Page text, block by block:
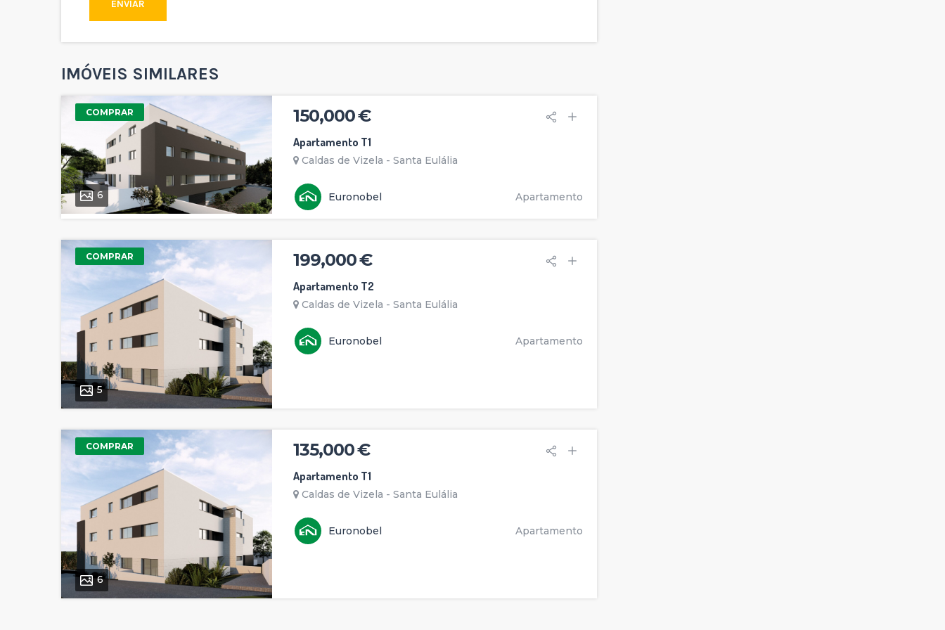
ENVIAR
IMÓVEIS SIMILARES
COMPRAR
6
150,000 €
Apartamento T1
Caldas de Vizela - Santa Eulália
Euronobel Apartamento
COMPRAR
5
199,000 €
Apartamento T2
Caldas de Vizela - Santa Eulália
Euronobel Apartamento
COMPRAR
6
135,000 €
Apartamento T1
Caldas de Vizela - Santa Eulália
Euronobel Apartamento